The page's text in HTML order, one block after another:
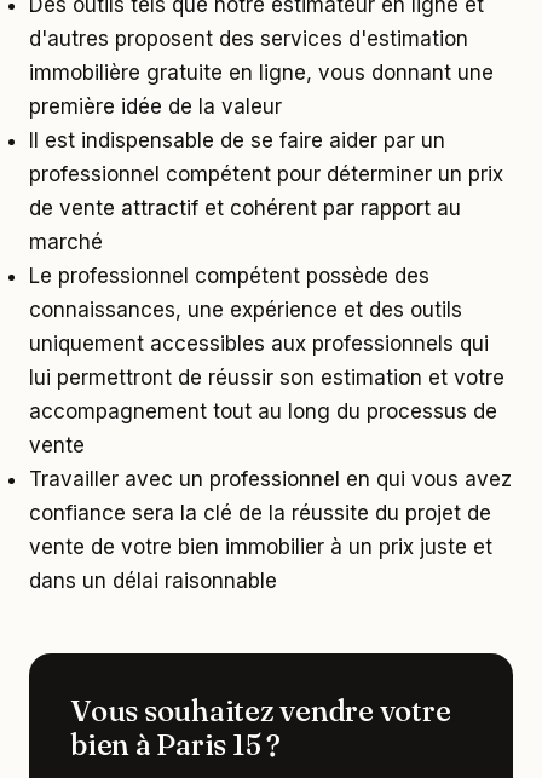
d'autres proposent des services d'estimation
immobilière gratuite en ligne, vous donnant une
première idée de la valeur
Il est indispensable de se faire aider par un
professionnel compétent pour déterminer un prix
de vente attractif et cohérent par rapport au
marché
Le professionnel compétent possède des
connaissances, une expérience et des outils
uniquement accessibles aux professionnels qui
lui permettront de réussir son estimation et votre
accompagnement tout au long du processus de
vente
Travailler avec un professionnel en qui vous avez
confiance sera la clé de la réussite du projet de
vente de votre bien immobilier à un prix juste et
dans un délai raisonnable
Vous souhaitez vendre votre
bien à Paris 15 ?